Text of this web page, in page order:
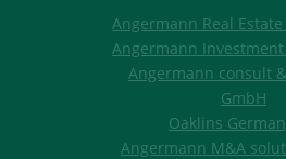
Angermann Real
Angermann Investment
Angermann consult
GmbH
Oaklins
Angermann M&A